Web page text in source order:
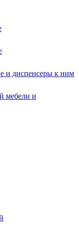
и диспенсеры к ним
мебели и